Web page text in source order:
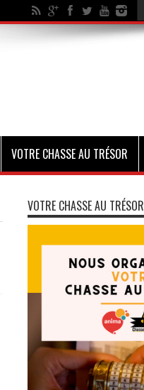
VOTRE CHASSE AU TRÉSOR
VOTRE CHASSE AU TRÉSOR